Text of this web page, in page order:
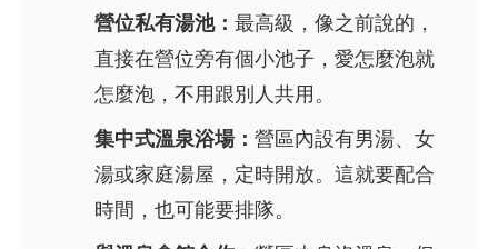
營位私有湯池： 最高級，像之前說的，
直接在營位旁有個小池子，愛怎麼泡就
怎麼泡，不用跟別人共用。
集中式溫泉浴場： 營區內設有男湯、女
湯或家庭湯屋，定時開放。這就要配合
時間，也可能要排隊。